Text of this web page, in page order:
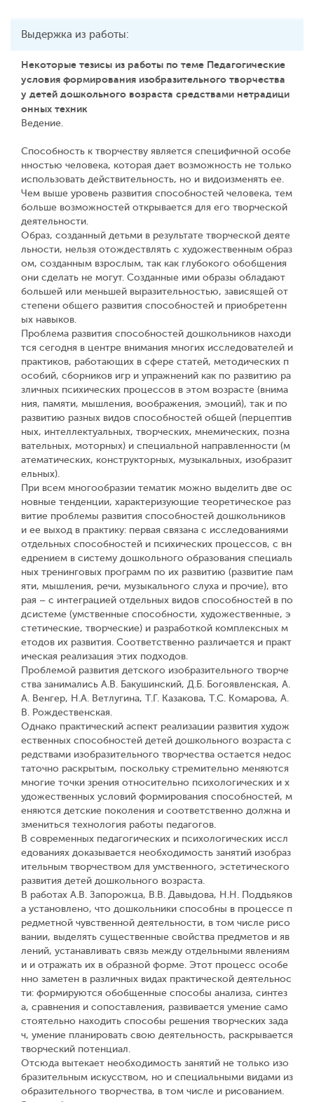
Выдержка из работы:
Некоторые тезисы из работы по теме Педагогические
условия формирования изобразительного творчества
у детей дошкольного возраста средствами нетрадици
онных техник
Ведение.
Способность к творчеству является специфичной особе
нностью человека, которая дает возможность не только
использовать действительность, но и видоизменять ее.
Чем выше уровень развития способностей человека, тем
больше возможностей открывается для его творческой
деятельности.
Образ, созданный детьми в результате творческой деяте
льности, нельзя отождествлять с художественным образ
ом, созданным взрослым, так как глубокого обобщения
они сделать не могут. Созданные ими образы обладают
большей или меньшей выразительностью, зависящей от
степени общего развития способностей и приобретенн
ых навыков.
Проблема развития способностей дошкольников находи
тся сегодня в центре внимания многих исследователей и
практиков, работающих в сфере статей, методических п
особий, сборников игр и упражнений как по развитию ра
зличных психических процессов в этом возрасте (внима
ния, памяти, мышления, воображения, эмоций), так и по
развитию разных видов способностей общей (перцептив
ных, интеллектуальных, творческих, мнемических, позна
вательных, моторных) и специальной направленности (м
атематических, конструкторных, музыкальных, изобразит
ельных).
При всем многообразии тематик можно выделить две ос
новные тенденции, характеризующие теоретическое раз
витие проблемы развития способностей дошкольников
и ее выход в практику: первая связана с исследованиями
отдельных способностей и психических процессов, с вн
едрением в систему дошкольного образования специаль
ных тренинговых программ по их развитию (развитие пам
яти, мышления, речи, музыкального слуха и прочие), вто
рая – с интеграцией отдельных видов способностей в по
дсистеме (умственные способности, художественные, э
стетические, творческие) и разработкой комплексных м
етодов их развития. Соответственно различается и практ
ическая реализация этих подходов.
Проблемой развития детского изобразительного творче
ства занимались А.В. Бакушинский, Д.Б. Богоявленская, А.
А. Венгер, Н.А. Ветлугина, Т.Г. Казакова, Т.С. Комарова, А.
В. Рождественская.
Однако практический аспект реализации развития худож
ественных способностей детей дошкольного возраста с
редствами изобразительного творчества остается недос
таточно раскрытым, поскольку стремительно меняются
многие точки зрения относительно психологических и х
удожественных условий формирования способностей, м
еняются детские поколения и соответственно должна и
змениться технология работы педагогов.
В современных педагогических и психологических иссл
едованиях доказывается необходимость занятий изобраз
ительным творчеством для умственного, эстетического
развития детей дошкольного возраста.
В работах А.В. Запорожца, В.В. Давыдова, Н.Н. Поддьяков
а установлено, что дошкольники способны в процессе п
редметной чувственной деятельности, в том числе рисо
вании, выделять существенные свойства предметов и яв
лений, устанавливать связь между отдельными явлениям
и и отражать их в образной форме. Этот процесс особе
нно заметен в различных видах практической деятельнос
ти: формируются обобщенные способы анализа, синтез
а, сравнения и сопоставления, развивается умение само
стоятельно находить способы решения творческих зада
ч, умение планировать свою деятельность, раскрывается
творческий потенциал.
Отсюда вытекает необходимость занятий не только изо
бразительным искусством, но и специальными видами из
образительного творчества, в том числе и рисованием.